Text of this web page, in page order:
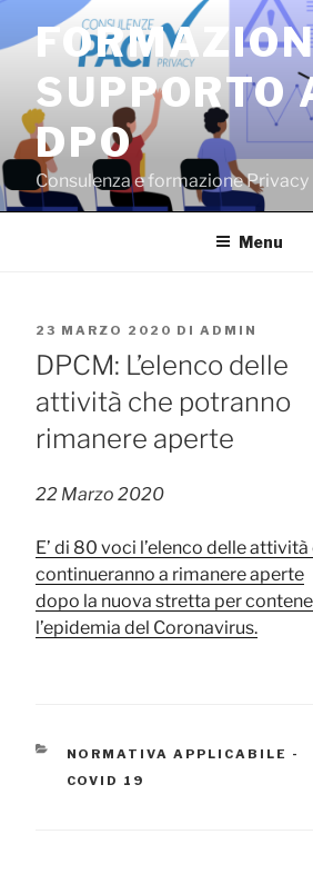
contenuto
SUPPORTO
DPO
Consulenza e formazione Privacy
Menu
PUBBLICATO
IL
23 MARZO 2020 DI ADMIN
DPCM: L’elenco delle
attività che potranno
rimanere aperte
22 Marzo 2020
E’ di 80 voci l’elenco delle attività
continueranno a rimanere aperte
dopo la nuova stretta per
l’epidemia del Coronavirus.
CATEGORIE
NORMATIVA APPLICABILE -
COVID 19